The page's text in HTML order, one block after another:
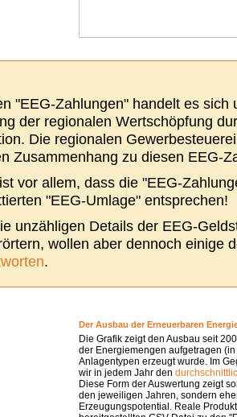
"EEG-Zahlungen" handelt es sich
der regionalen Wertschöpfung
Die regionalen
Zusammenhang zu diesen EEG-
vor allem, dass die "EEG-
"EEG-Umlage" entsprechen!
unzähligen Details der EEG-
wollen aber dennoch einige
.
Der Ausbau der Erneuerbaren
Die Grafik zeigt den Ausbau seit
der Energiemengen aufgetragen
Anlagentypen erzeugt wurde. Im
wir in jedem Jahr den
Diese Form der Auswertung zeigt
den jeweiligen Jahren, sondern
Erzeugungspotential. Reale